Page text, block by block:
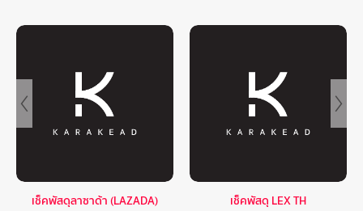
เช็คพัสดุลาซาด้า (LAZADA) เช็คพัสดุ LEX TH